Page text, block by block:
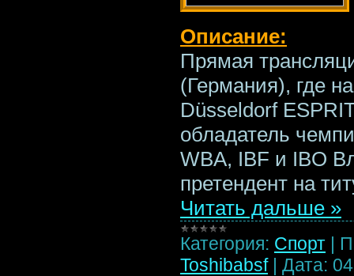
Описание:
Прямая
(Германия), где
Düsseldorf
обладатель
WBA, IBF и IBO
претендент на
Читать дальше »
Категория: Спорт |
Toshibabsf | Дата: